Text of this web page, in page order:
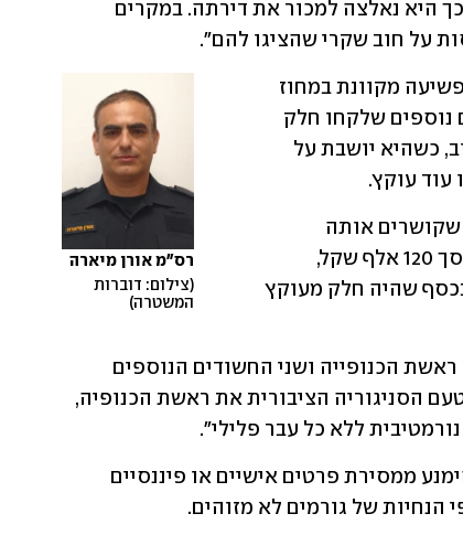
על חוב שקרי שהציגו להם".
רס"מ אורן מיארה
המשטרה
עוד עוקץ.
ללא כל עבר פלילי".
הנחיות של גורמים לא מזוהים.